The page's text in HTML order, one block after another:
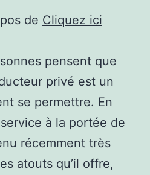
de Cliquez ici
pensent que
privé est un
se permettre. En
service à la portée de
récemment très
atouts qu’il offre,